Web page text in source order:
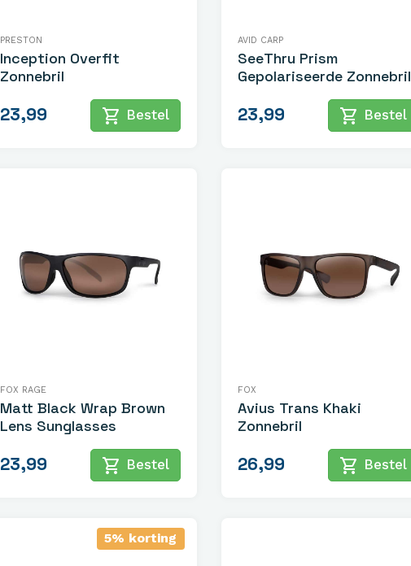
PRESTON
Inception Overfit
Zonnebril
23,99 shopping_cart Bestel
AVID CARP
SeeThru Prism
Gepolariseerde Zonnebril
23,99 shopping_cart Bestel
FOX RAGE
Matt Black Wrap Brown
Lens Sunglasses
23,99 shopping_cart Bestel
FOX
Avius Trans Khaki
Zonnebril
26,99 shopping_cart Bestel
5% korting